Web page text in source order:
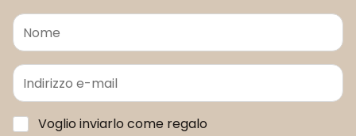
Voglio inviarlo come regalo